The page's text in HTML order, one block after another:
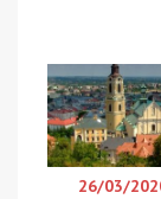
26/03/